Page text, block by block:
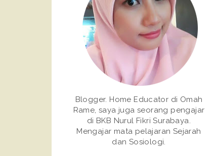
Blogger. Home Educator di Omah
Rame, saya juga seorang pengajar
di BKB Nurul Fikri Surabaya.
Mengajar mata pelajaran Sejarah
dan Sosiologi.